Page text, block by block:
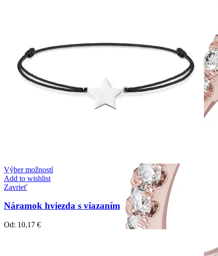
Výber možností
Add to wishlist
Zavrieť
Náramok hviezda s viazaním
Od: 10,17 €